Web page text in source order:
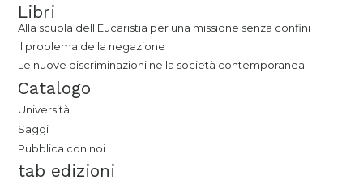
Libri
Alla scuola dell'Eucaristia per una missione senza confini
Il problema della negazione
Le nuove discriminazioni nella società contemporanea
Catalogo
Università
Saggi
Pubblica con noi
tab edizioni